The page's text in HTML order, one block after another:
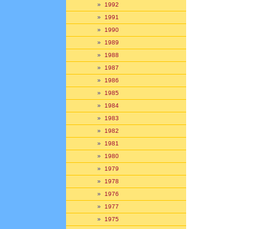
» 1992
» 1991
» 1990
» 1989
» 1988
» 1987
» 1986
» 1985
» 1984
» 1983
» 1982
» 1981
» 1980
» 1979
» 1978
» 1976
» 1977
» 1975